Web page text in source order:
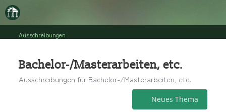
Ausschreibungen
Bachelor-/Masterarbeiten, etc.
Ausschreibungen für Bachelor-/Masterarbeiten, etc.
Neues Thema